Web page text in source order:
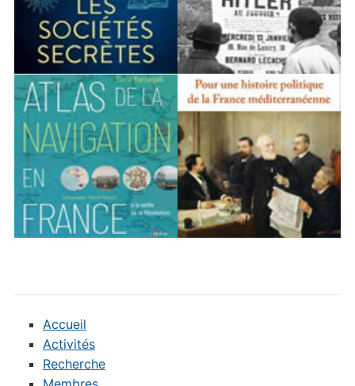
Accueil
Activités
Recherche